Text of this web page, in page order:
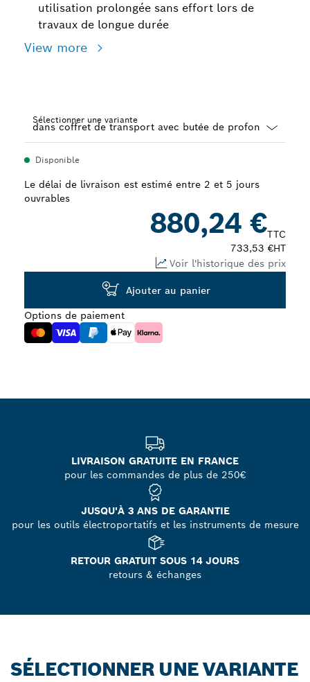
utilisation prolongée sans effort lors de
travaux de longue durée
View more
Sélectionner une variante
closed
Disponible
Le délai de livraison est estimé entre 2 et 5 jours
ouvrables
880,24 €TTC
733,53 €HT
Voir l'historique des prix
Ajouter au panier
Options de paiement
LIVRAISON GRATUITE EN FRANCE
pour les commandes de plus de 250€
JUSQU'À 3 ANS DE GARANTIE
pour les outils électroportatifs et les instruments de mesure
RETOUR GRATUIT SOUS 14 JOURS
retours & échanges
SÉLECTIONNER UNE VARIANTE